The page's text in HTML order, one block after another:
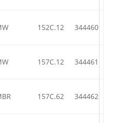
152C.12 344460
157C.12 344461
157C.62 344462